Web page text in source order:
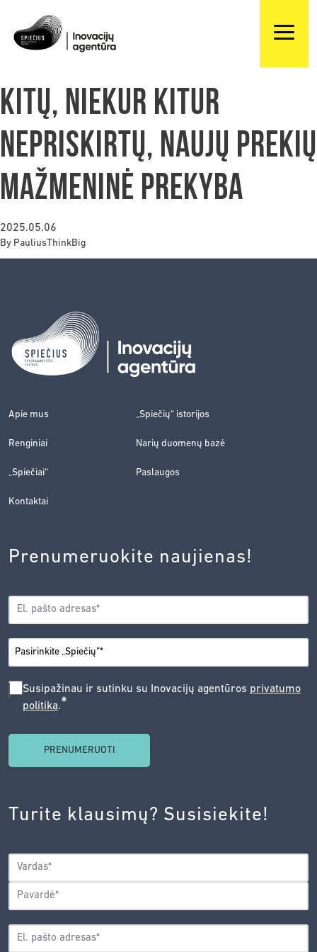
Kitų, niekur kitur
nepriskirtų, naujų prekių
mažmeninė prekyba
2025.05.06
By PauliusThinkBig
Apie mus „Spiečių“ istorijos
Renginiai Narių duomenų bazė
„Spiečiai“ Paslaugos
Kontaktai
Prenumeruokite naujienas!
EL.
PAŠTAS*
MIESTAS*
SUSIPAŽINAU
SUTINKU
AGENTŪROS
PRIVATUMO
POLITIKA.*
Susipažinau ir sutinku su Inovacijų agentūros privatumo
politika.*
Turite klausimų? Susisiekite!
VARDAS*
Vardas
EL.